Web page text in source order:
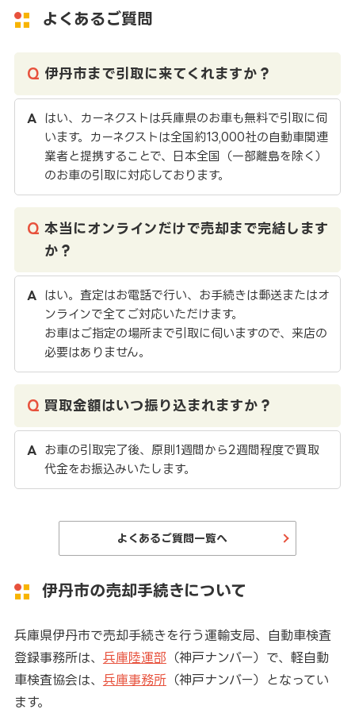
よくあるご質問
伊丹市まで引取に来てくれますか？
はい、カーネクストは兵庫県のお車も無料で引取に伺
います。カーネクストは全国約13,000社の自動車関連
業者と提携することで、日本全国（一部離島を除く）
のお車の引取に対応しております。
本当にオンラインだけで売却まで完結します
か？
はい。査定はお電話で行い、お手続きは郵送またはオ
ンラインで全てご対応いただけます。
お車はご指定の場所まで引取に伺いますので、来店の
必要はありません。
買取金額はいつ振り込まれますか？
お車の引取完了後、原則1週間から2週間程度で買取
代金をお振込みいたします。
よくあるご質問一覧へ
伊丹市の売却手続きについて
兵庫県伊丹市で売却手続きを行う運輸支局、自動車検査
登録事務所は、 兵庫陸運部 （神戸ナンバー）で、軽自動
車検査協会は、 兵庫事務所（神戸ナンバー）となってい
ます。